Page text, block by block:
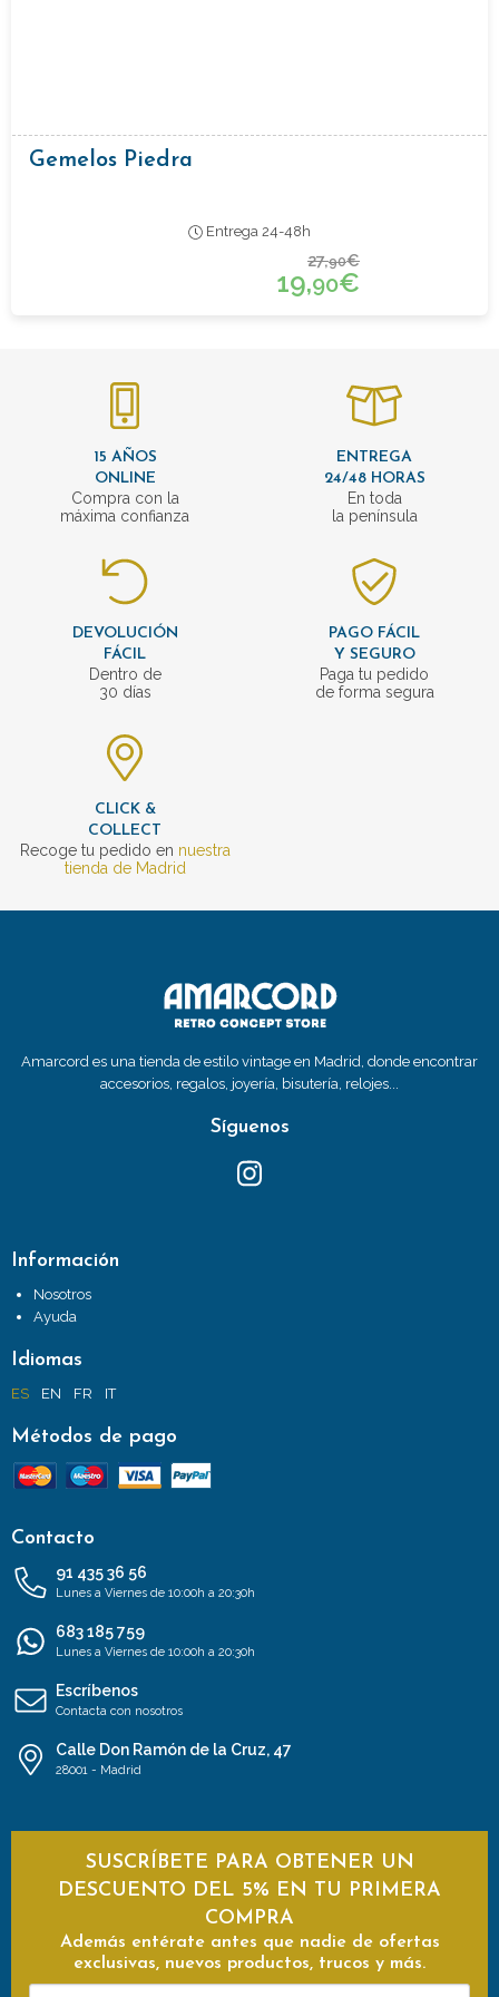
Gemelos Piedra
Entrega 24-48h
27,90€
19,90€
15 AÑOS
ONLINE
Compra con la
máxima confianza
ENTREGA
24/48 HORAS
En toda
la península
DEVOLUCIÓN
FÁCIL
Dentro de
30 días
PAGO FÁCIL
Y SEGURO
Paga tu pedido
de forma segura
CLICK &
COLLECT
Recoge tu pedido en nuestra
tienda de Madrid
Amarcord es una tienda de estilo vintage en Madrid, donde encontrar
accesorios, regalos, joyería, bisutería, relojes...
Síguenos
Información
Nosotros
Ayuda
Idiomas
ES EN FR IT
Métodos de pago
Contacto
91 435 36 56
Lunes a Viernes de 10:00h a 20:30h
683 185 759
Lunes a Viernes de 10:00h a 20:30h
Escríbenos
Contacta con nosotros
Calle Don Ramón de la Cruz, 47
28001 - Madrid
SUSCRÍBETE PARA OBTENER UN
DESCUENTO DEL 5% EN TU PRIMERA
COMPRA
Además entérate antes que nadie de ofertas
exclusivas, nuevos productos, trucos y más.